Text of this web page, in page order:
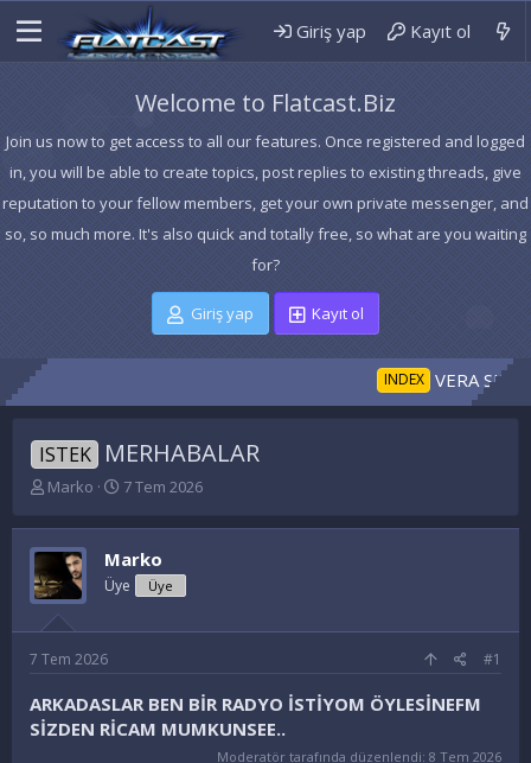
Giriş yap Kayıt ol
Welcome to Flatcast.Biz
Join us now to get access to all our features. Once registered and logged
in, you will be able to create topics, post replies to existing threads, give
reputation to your fellow members, get your own private messenger, and
so, so much more. It's also quick and totally free, so what are you waiting
for?
Giriş yap Kayıt ol
INDEX VERA SID
ISTEK MERHABALAR
K
n
u
y
u
B
a
ş
l
a
t
a
Marko
B
ş
a
n
ı
t
a
r
i
7 Tem 2026
Marko
Üye Üye
7 Tem 2026 #1
ARKADASLAR BEN BİR RADYO İSTİYOM ÖYLESİNEFM
SİZDEN RİCAM MUMKUNSEE..
Moderatör tarafında düzenlendi: 8 Tem 2026